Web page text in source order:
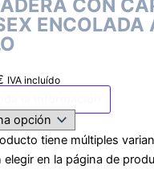
CON
ENCOLADA
IVA incluído
tiene múltiples
elegir en la página de